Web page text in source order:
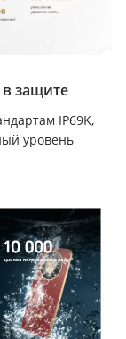
в защите
IP69K,
уровень